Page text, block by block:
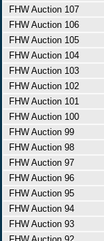
FHW Auction 107
FHW Auction 106
FHW Auction 105
FHW Auction 104
FHW Auction 103
FHW Auction 102
FHW Auction 101
FHW Auction 100
FHW Auction 99
FHW Auction 98
FHW Auction 97
FHW Auction 96
FHW Auction 95
FHW Auction 94
FHW Auction 93